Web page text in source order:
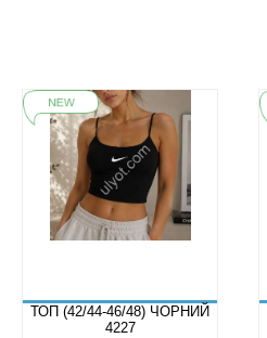
ТОП (42/44-46/48) ЧОРНИЙ
4227